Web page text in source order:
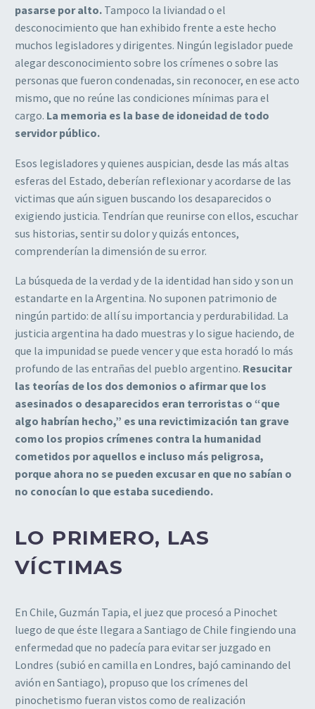
pasarse por alto. Tampoco la liviandad o el
desconocimiento que han exhibido frente a este hecho
muchos legisladores y dirigentes. Ningún legislador puede
alegar desconocimiento sobre los crímenes o sobre las
personas que fueron condenadas, sin reconocer, en ese acto
mismo, que no reúne las condiciones mínimas para el
cargo. La memoria es la base de idoneidad de todo
servidor público.
Esos legisladores y quienes auspician, desde las más altas
esferas del Estado, deberían reflexionar y acordarse de las
victimas que aún siguen buscando los desaparecidos o
exigiendo justicia. Tendrían que reunirse con ellos, escuchar
sus historias, sentir su dolor y quizás entonces,
comprenderían la dimensión de su error.
La búsqueda de la verdad y de la identidad han sido y son un
estandarte en la Argentina. No suponen patrimonio de
ningún partido: de allí su importancia y perdurabilidad. La
justicia argentina ha dado muestras y lo sigue haciendo, de
que la impunidad se puede vencer y que esta horadó lo más
profundo de las entrañas del pueblo argentino. Resucitar
las teorías de los dos demonios o afirmar que los
asesinados o desaparecidos eran terroristas o “que
algo habrían hecho,” es una revictimización tan grave
como los propios crímenes contra la humanidad
cometidos por aquellos e incluso más peligrosa,
porque ahora no se pueden excusar en que no sabían o
no conocían lo que estaba sucediendo.
LO PRIMERO, LAS
VÍCTIMAS
En Chile, Guzmán Tapia, el juez que procesó a Pinochet
luego de que éste llegara a Santiago de Chile fingiendo una
enfermedad que no padecía para evitar ser juzgado en
Londres (subió en camilla en Londres, bajó caminando del
avión en Santiago), propuso que los crímenes del
pinochetismo fueran vistos como de realización